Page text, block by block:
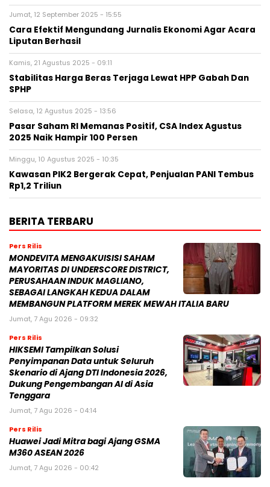
Jumat, 12 September 2025 - 15:55
Cara Efektif Mengundang Jurnalis Ekonomi Agar Acara
Liputan Berhasil
Kamis, 21 Agustus 2025 - 09:11
Stabilitas Harga Beras Terjaga Lewat HPP Gabah Dan
SPHP
Selasa, 12 Agustus 2025 - 13:56
Pasar Saham RI Memanas Positif, CSA Index Agustus
2025 Naik Hampir 100 Persen
Minggu, 10 Agustus 2025 - 10:35
Kawasan PIK2 Bergerak Cepat, Penjualan PANI Tembus
Rp1,2 Triliun
BERITA TERBARU
Pers Rilis
MONDEVITA MENGAKUISISI SAHAM
MAYORITAS DI UNDERSCORE DISTRICT,
PERUSAHAAN INDUK MAGLIANO,
SEBAGAI LANGKAH KEDUA DALAM
MEMBANGUN PLATFORM MEREK MEWAH ITALIA BARU
Jumat, 7 Agu 2026 - 09:32
Pers Rilis
HIKSEMI Tampilkan Solusi
Penyimpanan Data untuk Seluruh
Skenario di Ajang DTI Indonesia 2026,
Dukung Pengembangan AI di Asia
Tenggara
Jumat, 7 Agu 2026 - 04:14
Pers Rilis
Huawei Jadi Mitra bagi Ajang GSMA
M360 ASEAN 2026
Jumat, 7 Agu 2026 - 00:42